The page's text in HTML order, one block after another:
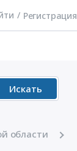
/ Регистрация
Искать
области